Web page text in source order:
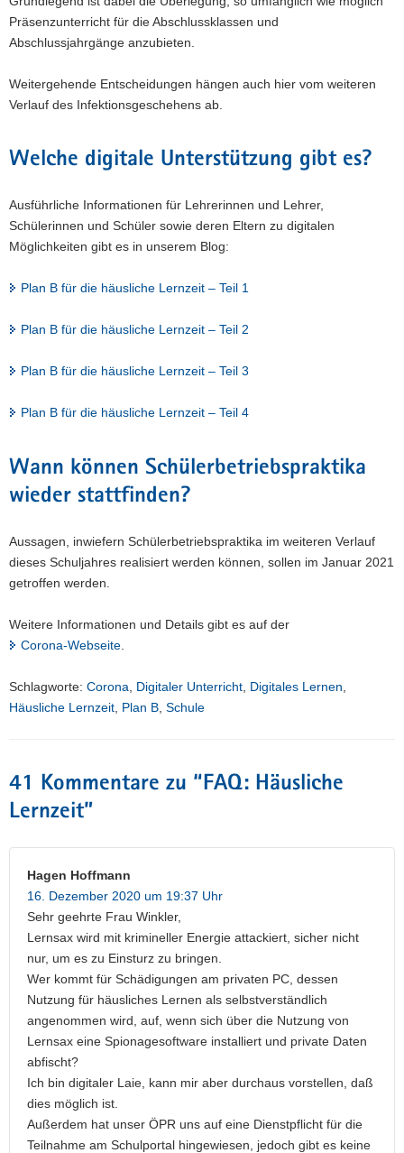
Präsenzunterricht für die Abschlussklassen und
Abschlussjahrgänge anzubieten.
Weitergehende Entscheidungen hängen auch hier vom weiteren
Verlauf des Infektionsgeschehens ab.
Welche digitale Unterstützung gibt es?
Ausführliche Informationen für Lehrerinnen und Lehrer,
Schülerinnen und Schüler sowie deren Eltern zu digitalen
Möglichkeiten gibt es in unserem Blog:
Plan B für die häusliche Lernzeit – Teil 1
Plan B für die häusliche Lernzeit – Teil 2
Plan B für die häusliche Lernzeit – Teil 3
Plan B für die häusliche Lernzeit – Teil 4
Wann können Schülerbetriebspraktika
wieder stattfinden?
Aussagen, inwiefern Schülerbetriebspraktika im weiteren Verlauf
dieses Schuljahres realisiert werden können, sollen im Januar 2021
getroffen werden.
Weitere Informationen und Details gibt es auf der
Corona-Webseite
Schlagworte: Corona Digitaler Unterricht Digitales Lernen
Häusliche Lernzeit Plan B Schule
41 Kommentare zu “FAQ: Häusliche
Lernzeit”
Hagen Hoffmann
16. Dezember 2020 um 19:37 Uhr
Sehr geehrte Frau Winkler,
Lernsax wird mit krimineller Energie attackiert, sicher nicht
nur, um es zu Einsturz zu bringen.
Wer kommt für Schädigungen am privaten PC, dessen
Nutzung für häusliches Lernen als selbstverständlich
angenommen wird, auf, wenn sich über die Nutzung von
Lernsax eine Spionagesoftware installiert und private Daten
abfischt?
Ich bin digitaler Laie, kann mir aber durchaus vorstellen, daß
dies möglich ist.
Außerdem hat unser ÖPR uns auf eine Dienstpflicht für die
Teilnahme am Schulportal hingewiesen, jedoch gibt es keine